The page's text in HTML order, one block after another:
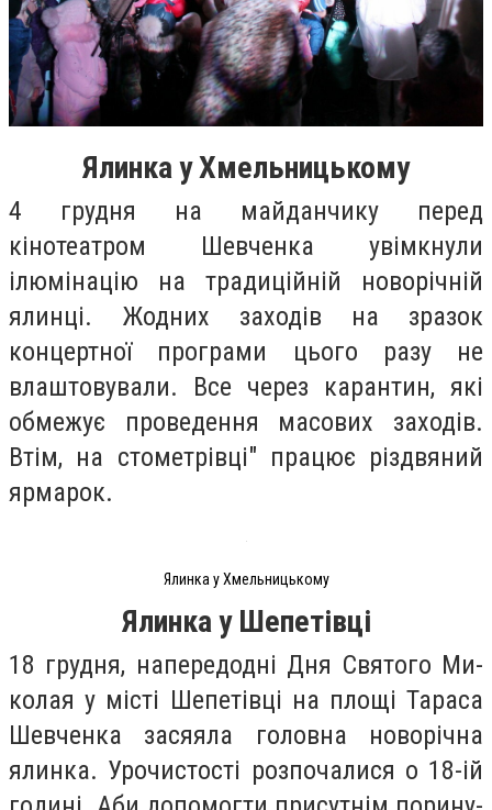
Ялинка у Хмельницькому
4 грудня на майданчику перед
кінотеатром Шевченка увімкнули
ілюмінацію на традиційній новорічній
ялинці. Жодних заходів на зразок
концертної програми цього разу не
влаштовували. Все через карантин, які
обмежує проведення масових заходів.
Втім, на стометрівці" працює різдвяний
ярмарок.
Ялинка у Хмельницькому
Ялинка у Шепетівці
18 груд­ня, на­пе­ре­дод­ні Дня Свя­то­го Ми­
ко­лая у міс­ті Ше­пе­тів­ці на пло­щі Та­ра­са
Шев­ченка за­ся­яла го­лов­на но­во­річ­на
ялин­ка. Уро­чис­тості роз­по­ча­ли­ся о 18-ій